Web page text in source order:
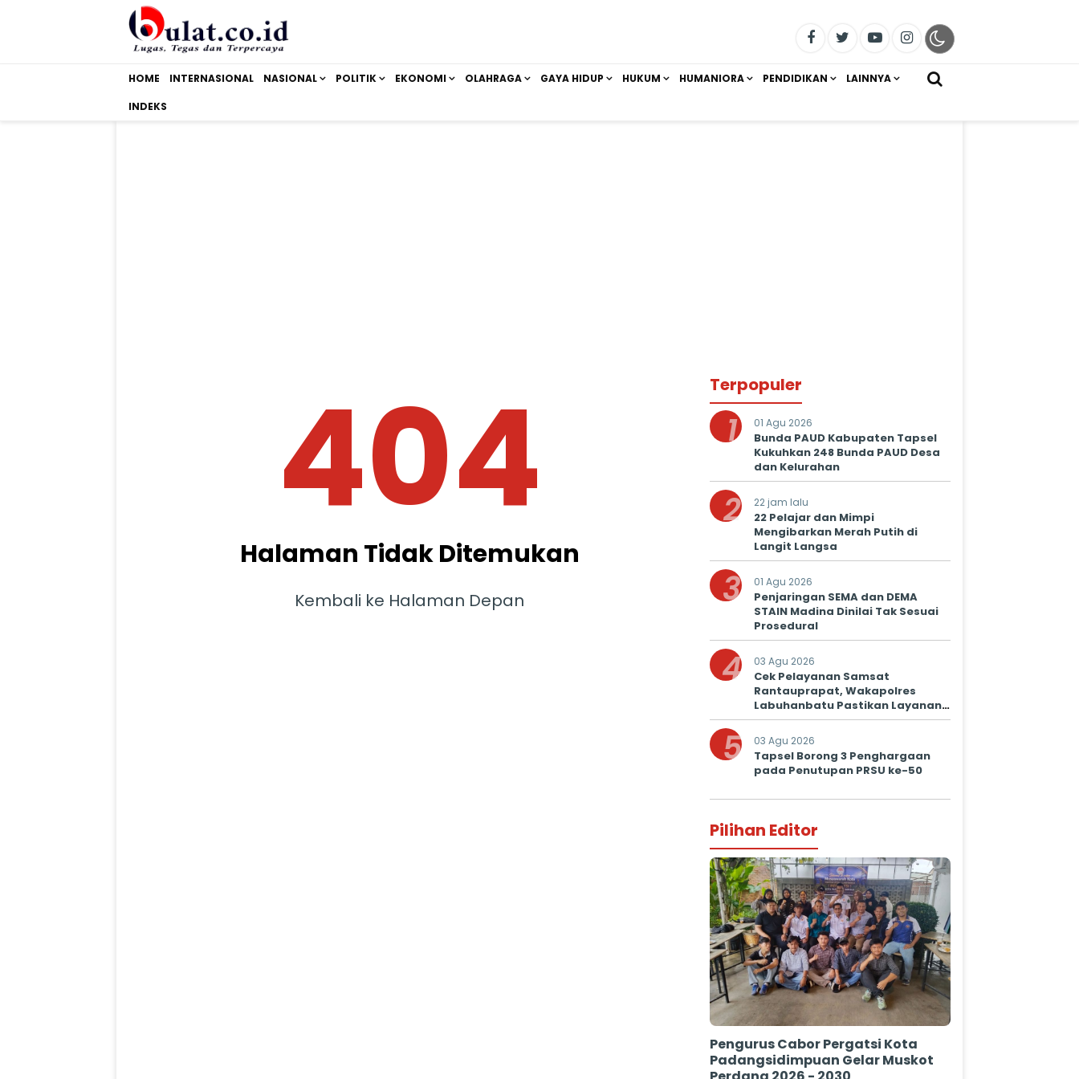
HOME INTERNASIONAL NASIONAL POLITIK EKONOMI OLAHRAGA GAYA HIDUP HUKUM HUMANIORA PENDIDIKAN LAINNYA
INDEKS
404
Halaman Tidak Ditemukan
Kembali ke Halaman Depan
Terpopuler
1 01 Agu 2026
Bunda PAUD Kabupaten Tapsel
Kukuhkan 248 Bunda PAUD Desa
dan Kelurahan
2 22 jam lalu
22 Pelajar dan Mimpi
Mengibarkan Merah Putih di
Langit Langsa
3 01 Agu 2026
Penjaringan SEMA dan DEMA
STAIN Madina Dinilai Tak Sesuai
Prosedural
4 03 Agu 2026
Cek Pelayanan Samsat
Rantauprapat, Wakapolres
Labuhanbatu Pastikan Layanan
Prima untuk Masyarakat
5 03 Agu 2026
Tapsel Borong 3 Penghargaan
pada Penutupan PRSU ke-50
Pilihan Editor
Pengurus Cabor Pergatsi Kota
Padangsidimpuan Gelar Muskot